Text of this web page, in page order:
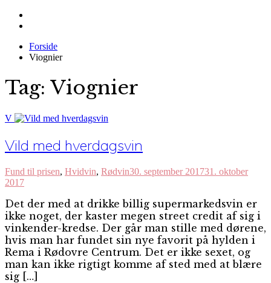
Forside
Viognier
Tag: Viognier
V
Vild med hverdagsvin
Fund til prisen, Hvidvin, Rødvin30. september 201731. oktober
2017
Det der med at drikke billig supermarkedsvin er
ikke noget, der kaster megen street credit af sig i
vinkender-kredse. Der går man stille med dørene,
hvis man har fundet sin nye favorit på hylden i
Rema i Rødovre Centrum. Det er ikke sexet, og
man kan ikke rigtigt komme af sted med at blære
sig […]